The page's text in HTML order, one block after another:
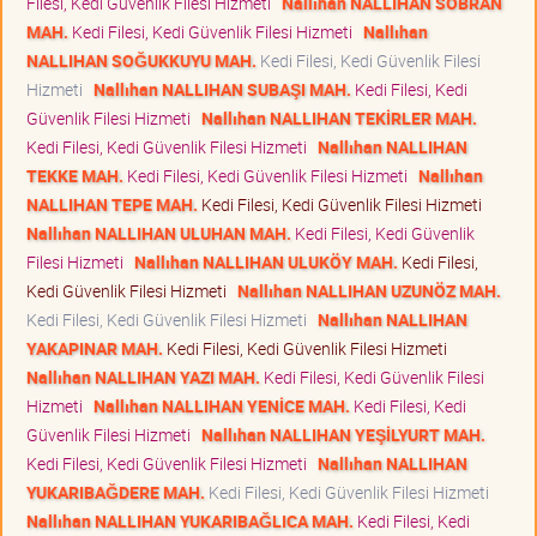
MAH. Kedi Filesi, Kedi Güvenlik Filesi Hizmeti Nallıhan
NALLIHAN SOĞUKKUYU MAH. Kedi Filesi, Kedi Güvenlik Filesi
Hizmeti Nallıhan NALLIHAN SUBAŞI MAH. Kedi Filesi, Kedi
Güvenlik Filesi Hizmeti Nallıhan NALLIHAN TEKİRLER MAH.
Kedi Filesi, Kedi Güvenlik Filesi Hizmeti Nallıhan NALLIHAN
TEKKE MAH. Kedi Filesi, Kedi Güvenlik Filesi Hizmeti Nallıhan
NALLIHAN TEPE MAH. Kedi Filesi, Kedi Güvenlik Filesi Hizmeti
Nallıhan NALLIHAN ULUHAN MAH. Kedi Filesi, Kedi Güvenlik
Filesi Hizmeti Nallıhan NALLIHAN ULUKÖY MAH. Kedi Filesi,
Kedi Güvenlik Filesi Hizmeti Nallıhan NALLIHAN UZUNÖZ MAH.
Kedi Filesi, Kedi Güvenlik Filesi Hizmeti Nallıhan NALLIHAN
YAKAPINAR MAH. Kedi Filesi, Kedi Güvenlik Filesi Hizmeti
Nallıhan NALLIHAN YAZI MAH. Kedi Filesi, Kedi Güvenlik Filesi
Hizmeti Nallıhan NALLIHAN YENİCE MAH. Kedi Filesi, Kedi
Güvenlik Filesi Hizmeti Nallıhan NALLIHAN YEŞİLYURT MAH.
Kedi Filesi, Kedi Güvenlik Filesi Hizmeti Nallıhan NALLIHAN
YUKARIBAĞDERE MAH. Kedi Filesi, Kedi Güvenlik Filesi Hizmeti
Nallıhan NALLIHAN YUKARIBAĞLICA MAH. Kedi Filesi, Kedi